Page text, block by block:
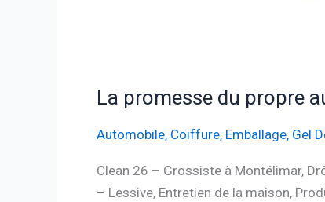
La promesse du propre
Automobile, Coiffure, Emballage, Gel
Clean 26 – Grossiste à Montélimar,
– Lessive, Entretien de la maison,